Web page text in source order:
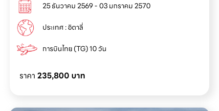
25 ธันวาคม 2569 - 03 มกราคม 2570
ประเทศ : อิตาลี่
การบินไทย (TG) 10 วัน
ราคา 235,800 บาท